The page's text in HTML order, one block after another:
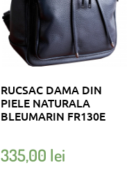
RUCSAC DAMA DIN
PIELE NATURALA
BLEUMARIN FR130E
335,00 lei